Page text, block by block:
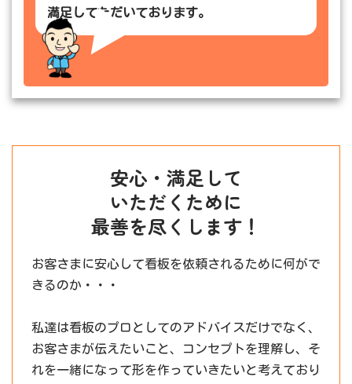
満足してただいております。
安心・満足して
いただくために
最善を尽くします！
お客さまに安心して看板を依頼されるために何がで
きるのか・・・
私達は看板のプロとしてのアドバイスだけでなく、
お客さまが伝えたいこと、コンセプトを理解し、そ
れを一緒になって形を作っていきたいと考えており